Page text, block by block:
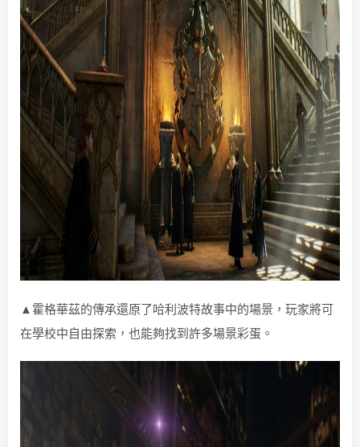
▲霍格華茲的傳承還原了哈利波特故事中的場景，玩家將可
在學校中自由探索，也能夠找到許多場景彩蛋。